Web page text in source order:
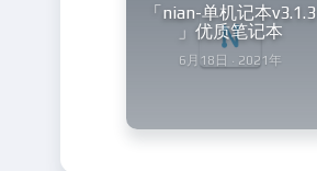
「nian-单机记本v3.1.3
」优质笔记本
6月18日 · 2021年